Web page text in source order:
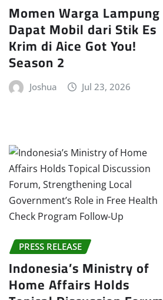
Momen Warga Lampung
Dapat Mobil dari Stik Es
Krim di Aice Got You!
Season 2
Joshua Jul 23, 2026
PRESS RELEASE
Indonesia’s Ministry of
Home Affairs Holds